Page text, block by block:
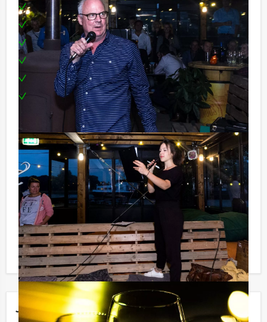
Jouw uitje
Een enthousiaste quizmaster
Een PowerPointpresentatie
Geluidsfragmenten
Oranje-attributen
Een prijs voor de winnaar
Te boeken op uw gewenste dag en tijdstip
Uiteraard is dit spelprogramma uitstekend te
combineren met een heerlijke lunch vooraf of een
uitgebreid diner na afloop. U kunt dit spel ook
combineren met andere evenementen.
Reservering voor kleine groepen:
Komt u niet aan het minimale aantal deelnemers? Als u
bereid bent voor het minimale aantal te betalen, kunt u
ook gewoon voor minder personen boeken!